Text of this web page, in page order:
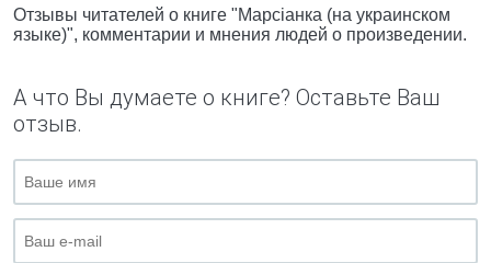
Отзывы читателей о книге "Марсiанка (на украинском
языке)", комментарии и мнения людей о произведении.
А что Вы думаете о книге? Оставьте Ваш
отзыв.